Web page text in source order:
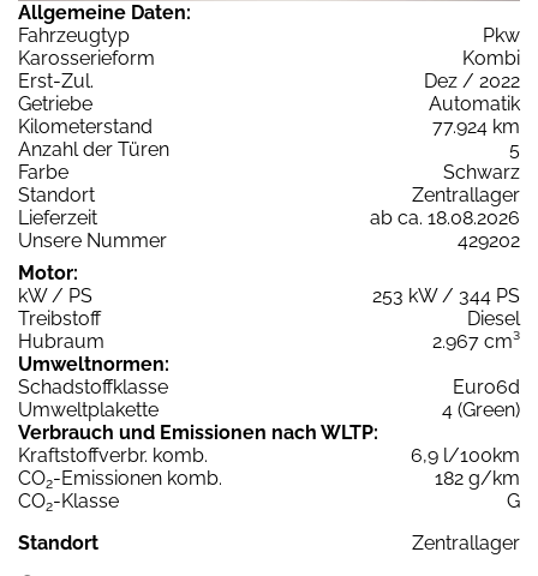
Allgemeine Daten:
Fahrzeugtyp
Pkw
Karosserieform
Kombi
Erst-Zul.
Dez / 2022
Getriebe
Automatik
Kilometerstand
77.924 km
Anzahl der Türen
5
Farbe
Schwarz
Standort
Zentrallager
Lieferzeit
ab ca. 18.08.2026
Unsere Nummer
429202
Motor:
kW / PS
253 kW / 344 PS
Treibstoff
Diesel
Hubraum
2.967 cm³
Umweltnormen:
Schadstoffklasse
Euro6d
Umweltplakette
4 (Green)
Verbrauch und Emissionen nach WLTP:
Kraftstoffverbr. komb.
6,9 l/100km
CO2-Emissionen komb.
182 g/km
CO2-Klasse
G
Standort
Zentrallager